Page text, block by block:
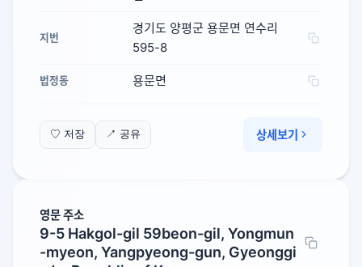
지번
경기도 양평군 용문면 연수리
595-8
법정동 용문면
♡ 저장 ↗ 공유 상세보기
영문 주소
9-5 Hakgol-gil 59beon-gil, Yongmun
-myeon, Yangpyeong-gun, Gyeonggi